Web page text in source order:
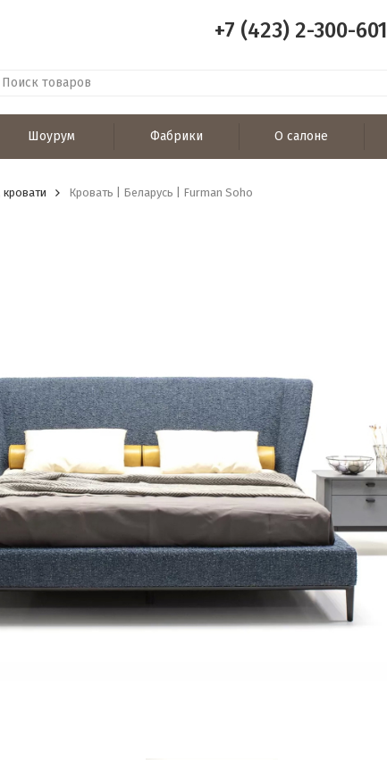
+7 (423) 2-300-601
Шоурум Фабрики О салоне
Кровать | Беларусь | Furman Soho